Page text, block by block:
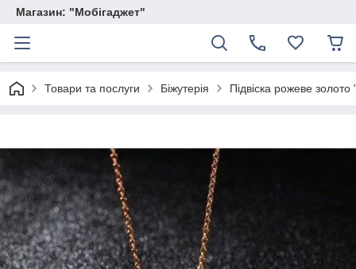
Магазин: "Мобігаджет"
Товари та послуги Біжутерія Підвіска рожеве золото